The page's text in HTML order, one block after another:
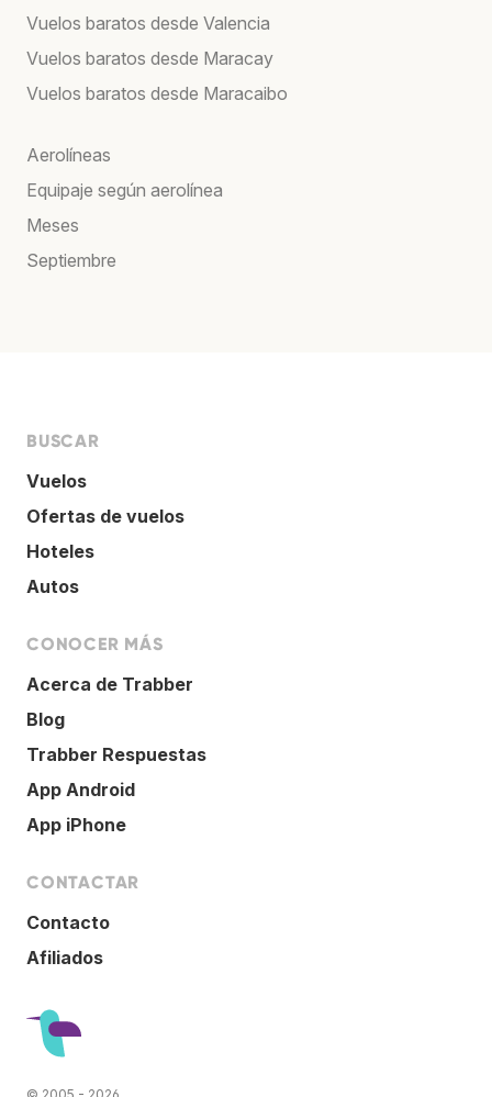
Vuelos baratos desde Valencia
Vuelos baratos desde Maracay
Vuelos baratos desde Maracaibo
Aerolíneas
Equipaje según aerolínea
Meses
Septiembre
BUSCAR
Vuelos
Ofertas de vuelos
Hoteles
Autos
CONOCER MÁS
Acerca de Trabber
Blog
Trabber Respuestas
App Android
App iPhone
CONTACTAR
Contacto
Afiliados